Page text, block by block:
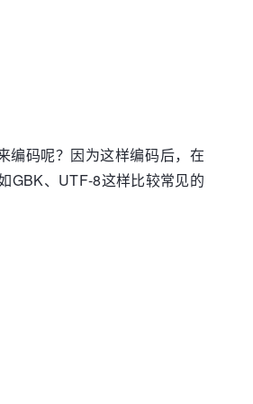
编码呢？因为这样编码后，在
GBK、UTF-8这样比较常见的